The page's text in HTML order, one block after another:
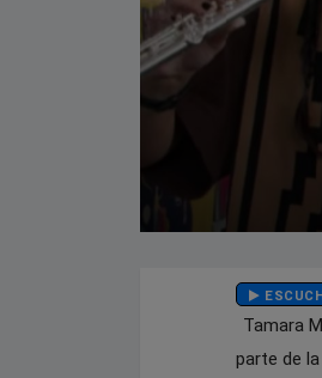
Tamara
parte de